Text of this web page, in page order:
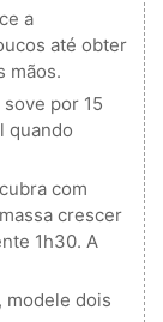
a
até obter
mãos.
por 15
quando
com
crescer
1h30. A
modele dois